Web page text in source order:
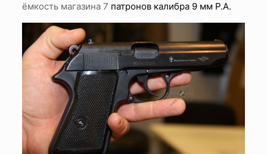
ёмкость магазина 7 патронов калибра 9 мм P.A.